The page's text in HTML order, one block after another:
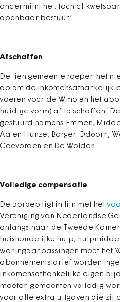
ondermijnt het, toch al
openbaar bestuur.’
Afschaffen
De tien gemeente roepen het
op om de inkomensafhankelijk
voeren voor de Wmo en het
huidige vorm) af te schaffen.’
gestuurd namens Emmen,
Aa en Hunze, Borger-Odoorn,
Coevorden en De Wolden.
Volledige compensatie
De oproep ligt in lijn met het
Vereniging van Nederlandse
onlangs naar de Tweede
huishoudelijke hulp,
woningaanpassingen moet het
abonnementstarief worden
inkomensafhankelijke eigen
moeten gemeenten volledig
voor alle extra uitgaven die zij